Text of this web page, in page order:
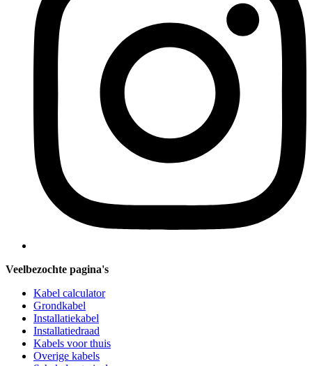
Veelbezochte pagina's
Kabel calculator
Grondkabel
Installatiekabel
Installatiedraad
Kabels voor thuis
Overige kabels